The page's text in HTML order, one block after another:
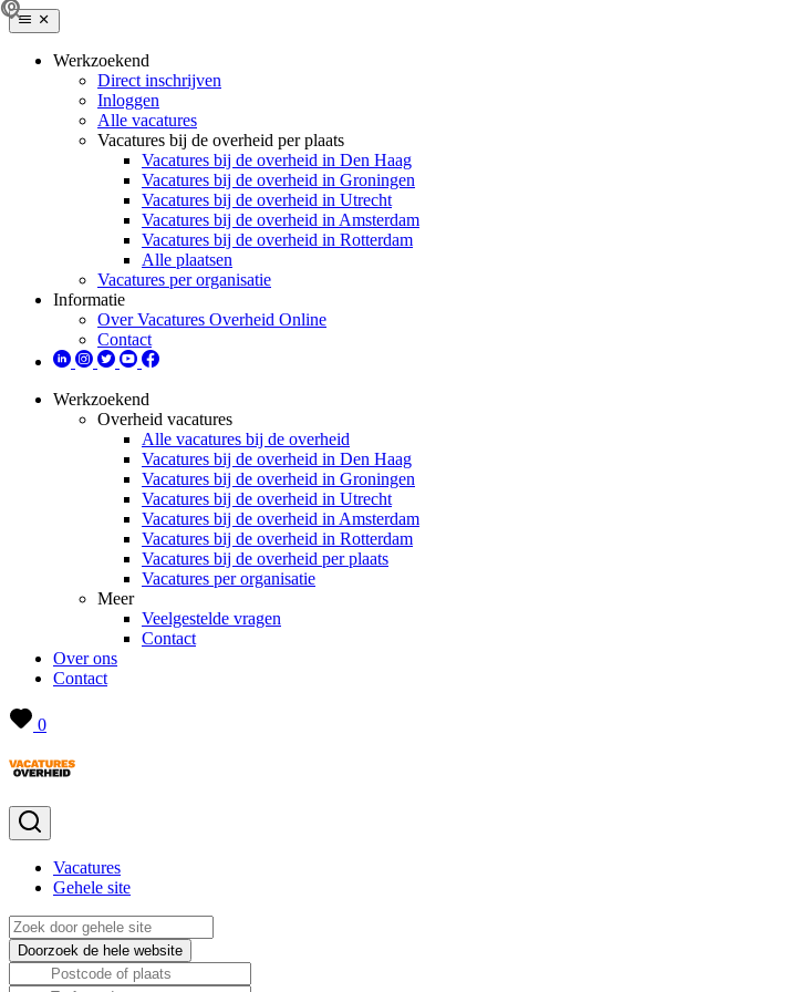
Werkzoekend
Direct inschrijven
Inloggen
Alle vacatures
Vacatures bij de overheid per plaats
Vacatures bij de overheid in Den Haag
Vacatures bij de overheid in Groningen
Vacatures bij de overheid in Utrecht
Vacatures bij de overheid in Amsterdam
Vacatures bij de overheid in Rotterdam
Alle plaatsen
Vacatures per organisatie
Informatie
Over Vacatures Overheid Online
Contact
Werkzoekend
Overheid vacatures
Alle vacatures bij de overheid
Vacatures bij de overheid in Den Haag
Vacatures bij de overheid in Groningen
Vacatures bij de overheid in Utrecht
Vacatures bij de overheid in Amsterdam
Vacatures bij de overheid in Rotterdam
Vacatures bij de overheid per plaats
Vacatures per organisatie
Meer
Veelgestelde vragen
Contact
Over ons
Contact
0
Vacatures
Gehele site